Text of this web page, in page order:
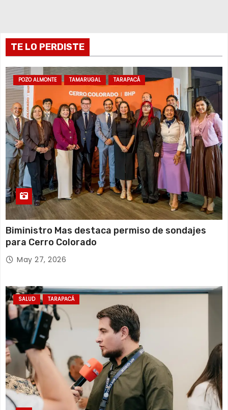
a
d
a
s
TE LO PERDISTE
POZO ALMONTE TAMARUGAL TARAPACÁ
Biministro Mas destaca permiso de sondajes
para Cerro Colorado
May 27, 2026
SALUD TARAPACÁ